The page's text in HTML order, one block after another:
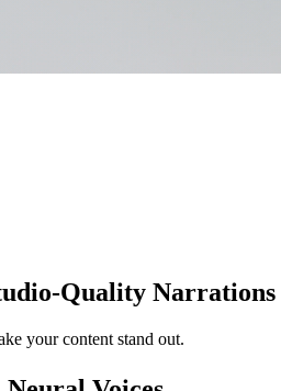
Quality
your content stand out.